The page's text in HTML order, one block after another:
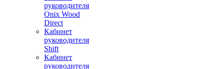
руководителя
Onix Wood
Direct
Кабинет
руководителя
Shift
Кабинет
руководителя